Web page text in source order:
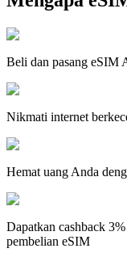
Beli dan pasang eSIM
Nikmati internet
Hemat uang Anda
Dapatkan cashback
pembelian eSIM